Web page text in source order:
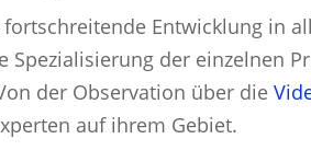
Entwicklung in
Spezialisierung der einzelnen
der Observation über die
auf ihrem Gebiet.